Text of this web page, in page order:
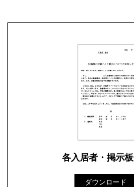
各入居者・掲示
ダウンロード